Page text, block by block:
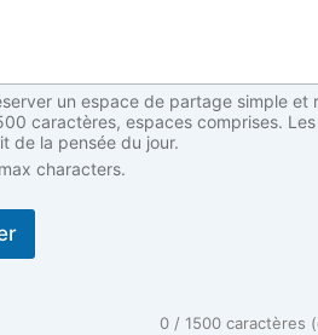
un espace de partage simple
caractères, espaces comprises.
de la pensée du jour.
characters.
0 / 1500 caractères